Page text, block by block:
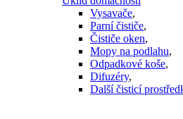
Vysavače,
Parní čističe,
Čističe oken,
Mopy na podlahu,
Odpadkové koše,
Difuzéry,
Další čisticí